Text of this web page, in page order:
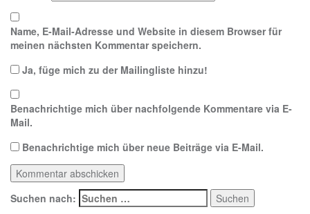
Name, E-Mail-Adresse und Website in diesem Browser für
meinen nächsten Kommentar speichern.
Ja, füge mich zu der Mailingliste hinzu!
Benachrichtige mich über nachfolgende Kommentare via E-
Mail.
Benachrichtige mich über neue Beiträge via E-Mail.
Suchen nach: